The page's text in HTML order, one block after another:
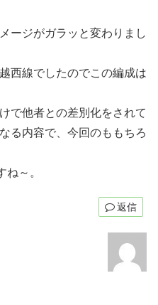
ージがガラッと変わりまし
西線でしたのでこの編成は
で他者との差別化をされて
る内容で、今回のももちろ
～。
返信